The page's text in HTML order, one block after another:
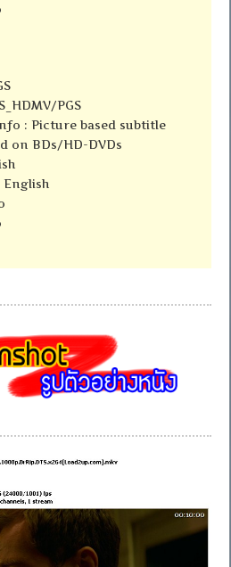
PGS
: Picture based subtitle
on BDs/HD-DVDs
English